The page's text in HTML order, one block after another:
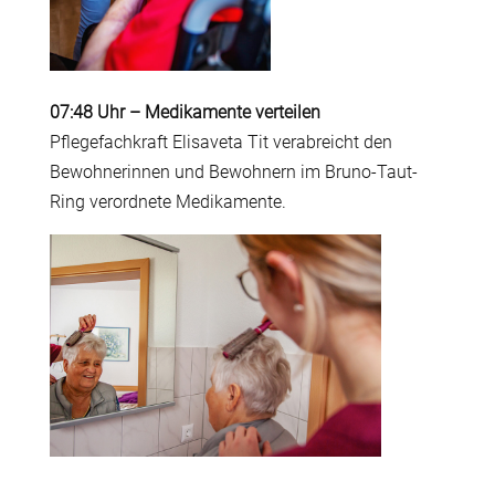
07:48 Uhr– Medikamente verteilen
Pflegefachkraft Elisaveta Tit verabreicht den
Bewohnerinnen und Bewohnern im Bruno-Taut-
Ring verordnete Medikamente.